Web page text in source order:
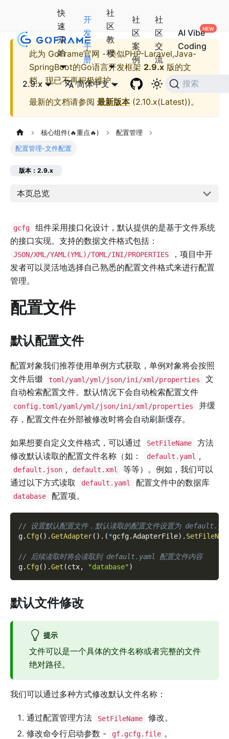
快
速
开
始
开
发
手
册
社
区
教
程
社
区
案
例
社
区
交
流
AI Vibe
Coding
2.9.x 简体中文 搜索
此为 GoFrame官网 - 类似PHP-Laravel,Java-
SpringBoot的Go语言开发框架 2.9.x 版的文
档，现已不再积极维护。
最新的文档请参阅 最新版本(2.10.x(Latest))。
核心组件(🔥重点🔥) 配置管理
配置管理-文件配置
版本：2.9.x
本页总览
gcfg
组件采用接口化设计，默认提供的是基于文件系统
的接口实现。支持的数据文件格式包括：
JSON/XML/YAML(YML)/TOML/INI/PROPERTIES
，项目中开
发者可以灵活地选择自己熟悉的配置文件格式来进行配置
管理。
配置文件
默认配置文件
配置对象我们推荐使用单例方式获取，单例对象将会按照
文件后缀
toml/yaml/yml/json/ini/xml/properties
文
自动检索配置文件。默认情况下会自动检索配置文件
config.toml/yaml/yml/json/ini/xml/properties
并缓
存，配置文件在外部被修改时将会自动刷新缓存。
如果想要自定义文件格式，可以通过 SetFileName
方法
修改默认读取的配置文件名称（如：
default.yaml ,
default.json , default.xml
等等）。例如，我们可以
通过以下方式读取
default.yaml 配置文件中的数据库
database 配置项。
// 设置默认配置文件，默认读取的配置文件设置为
g. Cfg( ) .GetAdapter( ) . (*gcfg.AdapterFile) .
// 后续读取时将会读取到 default.yaml 配置文件内容
g. Cfg( ) .Get (ctx, "database")
默认文件修改
提示
文件可以是一个具体的文件名称或者完整的文件
绝对路径。
我们可以通过多种方式修改默认文件名称：
通过配置管理方法 SetFileName
修改。
修改命令行启动参数 -
gf.gcfg.file 。